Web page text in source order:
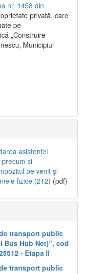
nr. 1458 din
privată, care
pe
„Construire
Municipiul
asistenței
și
pe venit și
fizice (212) (pdf)
transport public
Hub Net)”, cod
- Etapa II
transport public